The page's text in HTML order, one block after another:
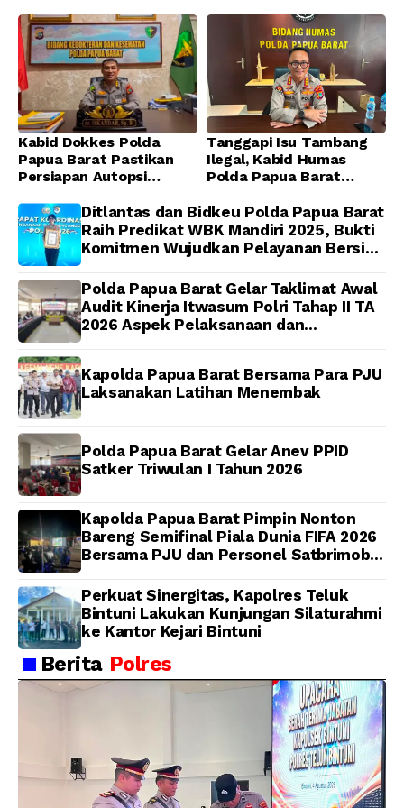
Kabid Dokkes Polda
Papua Barat Pastikan
Persiapan Autopsi
Papua Barat Yanto
Idorway Telah Matang,
Pelaksanaan
Dijadwalkan Kamis
Tanggapi Isu Tambang
Ilegal, Kabid Humas
Polda Papua Barat
Toleransi bagi Oknum
Anggota
Ditlantas dan Bidkeu Polda Papua Barat
Raih Predikat WBK Mandiri 2025, Bukti
Komitmen Wujudkan Pelayanan Bersih
Polda Papua Barat Gelar Taklimat Awal
Audit Kinerja Itwasum Polri Tahap II TA
2026 Aspek Pelaksanaan dan
Kapolda Papua Barat Bersama Para PJU
Laksanakan Latihan Menembak
Polda Papua Barat Gelar Anev PPID
Satker Triwulan I Tahun 2026
Kapolda Papua Barat Pimpin Nonton
Bareng Semifinal Piala Dunia FIFA 2026
Bersama PJU dan Personel Satbrimob
Perkuat Sinergitas, Kapolres Teluk
Bintuni Lakukan Kunjungan Silaturahmi
ke Kantor Kejari Bintuni
Berita Polres